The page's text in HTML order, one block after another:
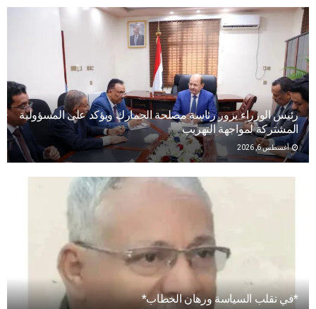
رئيس الوزراء يزور رئاسة مصلحة الجمارك ويؤكد على المسؤولية
المشتركة لمواجهة التهريب
أغسطس 6, 2026
*في تقلب السياسة ورهان الخطاب*